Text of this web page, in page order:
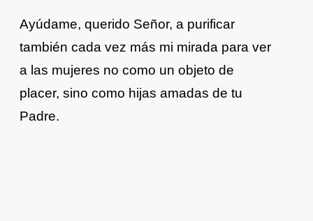
Ayúdame, querido Señor, a purificar
también cada vez más mi mirada para ver
a las mujeres no como un objeto de
placer, sino como hijas amadas de tu
Padre.